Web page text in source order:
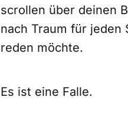
scrollen über deinen
nach Traum für
reden möchte.
Es ist eine Falle.